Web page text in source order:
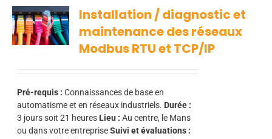
Installation / diagnostic et
maintenance des réseaux
Modbus RTU et TCP/IP
Pré-requis : Connaissances de base en
automatisme et en réseaux industriels. Durée :
3 jours soit 21 heures Lieu : Au centre, le Mans
ou dans votre entrepriseSuivi et évaluations :